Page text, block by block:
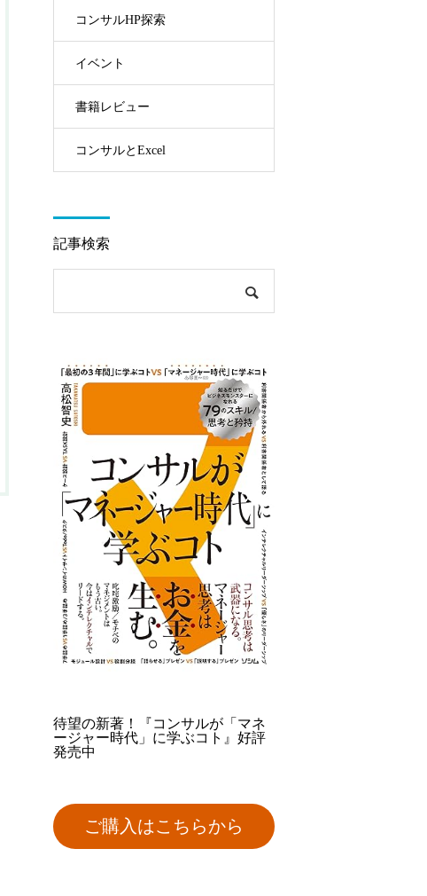
コンサルHP探索
イベント
書籍レビュー
コンサルとExcel
記事検索
待望の新著！『コンサルが「マネ
ージャー時代」に学ぶコト』好評
発売中
ご購入はこちらから